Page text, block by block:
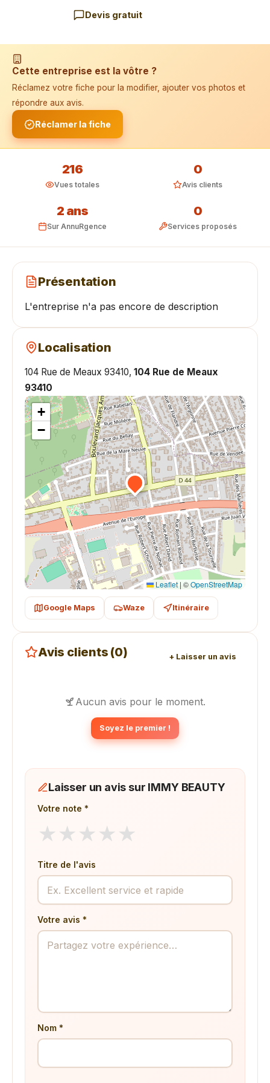
Devis gratuit
Cette entreprise est la vôtre ?
Réclamez votre fiche pour la modifier, ajouter vos photos et
répondre aux avis.
Réclamer la fiche
216
Vues totales
0
Avis clients
2 ans
Sur AnnuRgence
0
Services proposés
Présentation
L'entreprise n'a pas encore de description
Localisation
104 Rue de Meaux 93410, 104 Rue de Meaux
93410
+
−
Leaflet | ©OpenStreetMap
Google Maps Waze Itinéraire
Avis clients (0) + Laisser un avis
Aucun avis pour le moment.
Soyez le premier !
Laisser un avis sur IMMY BEAUTY
Votre note *
★ ★ ★ ★ ★
Titre de l'avis
Votre avis *
Nom *